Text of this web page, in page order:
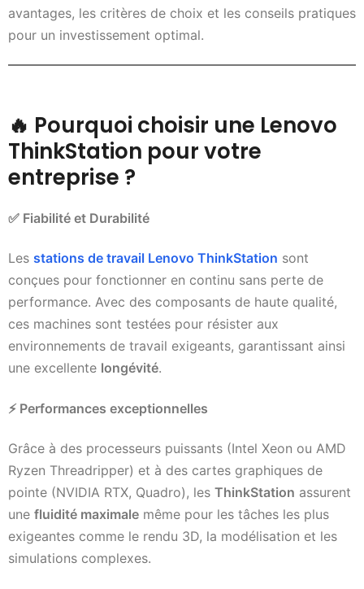
avantages, les critères de choix et les conseils pratiques
pour un investissement optimal.
🔥 Pourquoi choisir une Lenovo
ThinkStation pour votre
entreprise ?
✅ Fiabilité et Durabilité
Les stations de travail Lenovo ThinkStation sont
conçues pour fonctionner en continu sans perte de
performance. Avec des composants de haute qualité,
ces machines sont testées pour résister aux
environnements de travail exigeants, garantissant ainsi
une excellente longévité.
⚡ Performances exceptionnelles
Grâce à des processeurs puissants (Intel Xeon ou AMD
Ryzen Threadripper) et à des cartes graphiques de
pointe (NVIDIA RTX, Quadro), les ThinkStation assurent
une fluidité maximale même pour les tâches les plus
exigeantes comme le rendu 3D, la modélisation et les
simulations complexes.